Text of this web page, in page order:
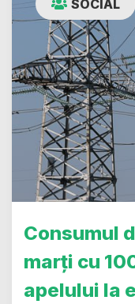
SOCIAL
Consumul
marți cu
apelului la